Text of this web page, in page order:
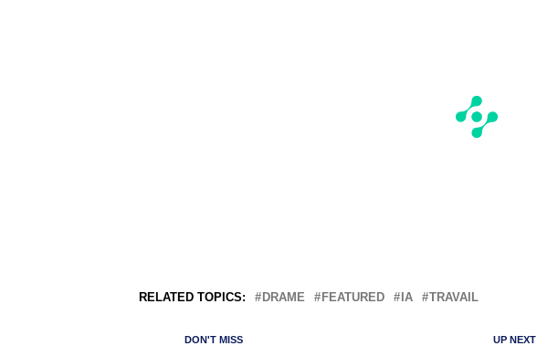
RELATED TOPICS: DRAME FEATURED IA TRAVAIL
UP NEXT
DON'T MISS